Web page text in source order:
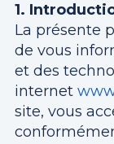
1.
La présente
de vous
et des
internet
site, vous